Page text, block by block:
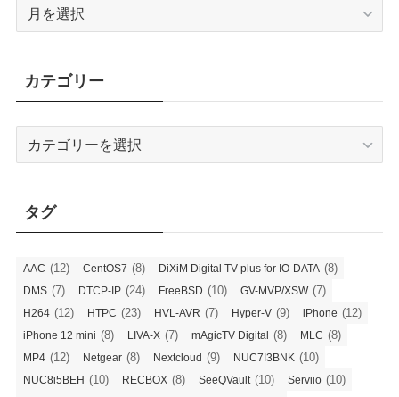
ブ
カテゴリー
ー
タグ
AAC (12) CentOS7 (8) DiXiM Digital TV plus for IO-DATA (8)
DMS (7) DTCP-IP (24) FreeBSD (10) GV-MVP/XSW(7)
H264 (12) HTPC (23) HVL-AVR (7) Hyper-V (9) iPhone (12)
iPhone 12 mini (8) LIVA-X (7) mAgicTV Digital (8) MLC (8)
MP4 (12) Netgear (8) Nextcloud (9) NUC7I3BNK (10)
NUC8i5BEH (10) RECBOX (8) SeeQVault (10) Serviio (10)